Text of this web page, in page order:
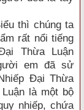
thì chúng ta
rất nổi tiếng
Thừa Luận
em đã sử
Đại Thừa
là một bộ
nhiếp, chứa